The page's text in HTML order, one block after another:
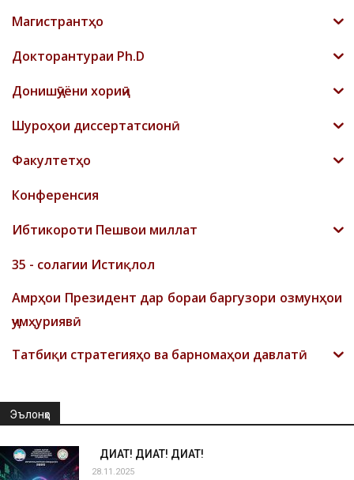
Магистрантҳо
Докторантураи Ph.D
Донишҷӯёни хориҷӣ
Шyроҳои диссертатсионӣ
Факултетҳо
Конференсия
Ибтикороти Пешвои миллат
35 - солагии Истиқлол
Амрҳои Президент дар бораи баргузори озмунҳои
ҷумҳуриявӣ
Татбиқи стратегияҳо ва барномаҳои давлатӣ
Эълонҳо
ДИҚҚАТ! ДИҚҚАТ! ДИҚҚАТ!
28.11.2025